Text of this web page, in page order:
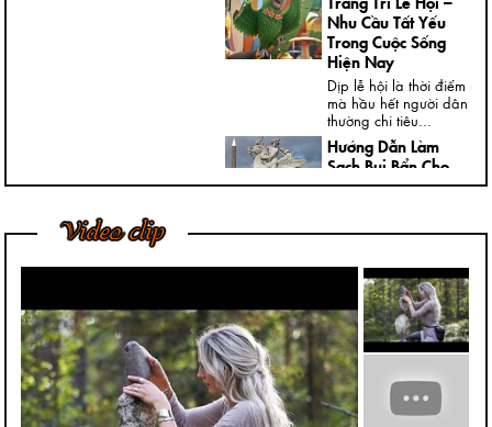
Nhu Cầu Tất Yếu
Trong Cuộc Sống
Hiện Nay
Dịp lễ hội là thời điểm
mà hầu hết người dân
thường chi tiêu...
Hướng Dẫn Làm
Sạch Bụi Bẩn Cho
Tượng Thạch Cao
các...
Bí Quyết Để Tượng
Đá Mỹ Nghệ Luôn
Giữ Được Nước
Bóng Tốt Nhất
Trong điều kiện phát
triển kinh tế, chúng tôi
nhận thấy khách
Video clip